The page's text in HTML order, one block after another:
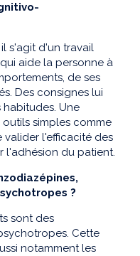
s'agit d'un travail
aide la personne à
de ses
Des consignes lui
Une
simples comme
l'efficacité des
l'adhésion du patient.
?
sont des
Cette
notamment les